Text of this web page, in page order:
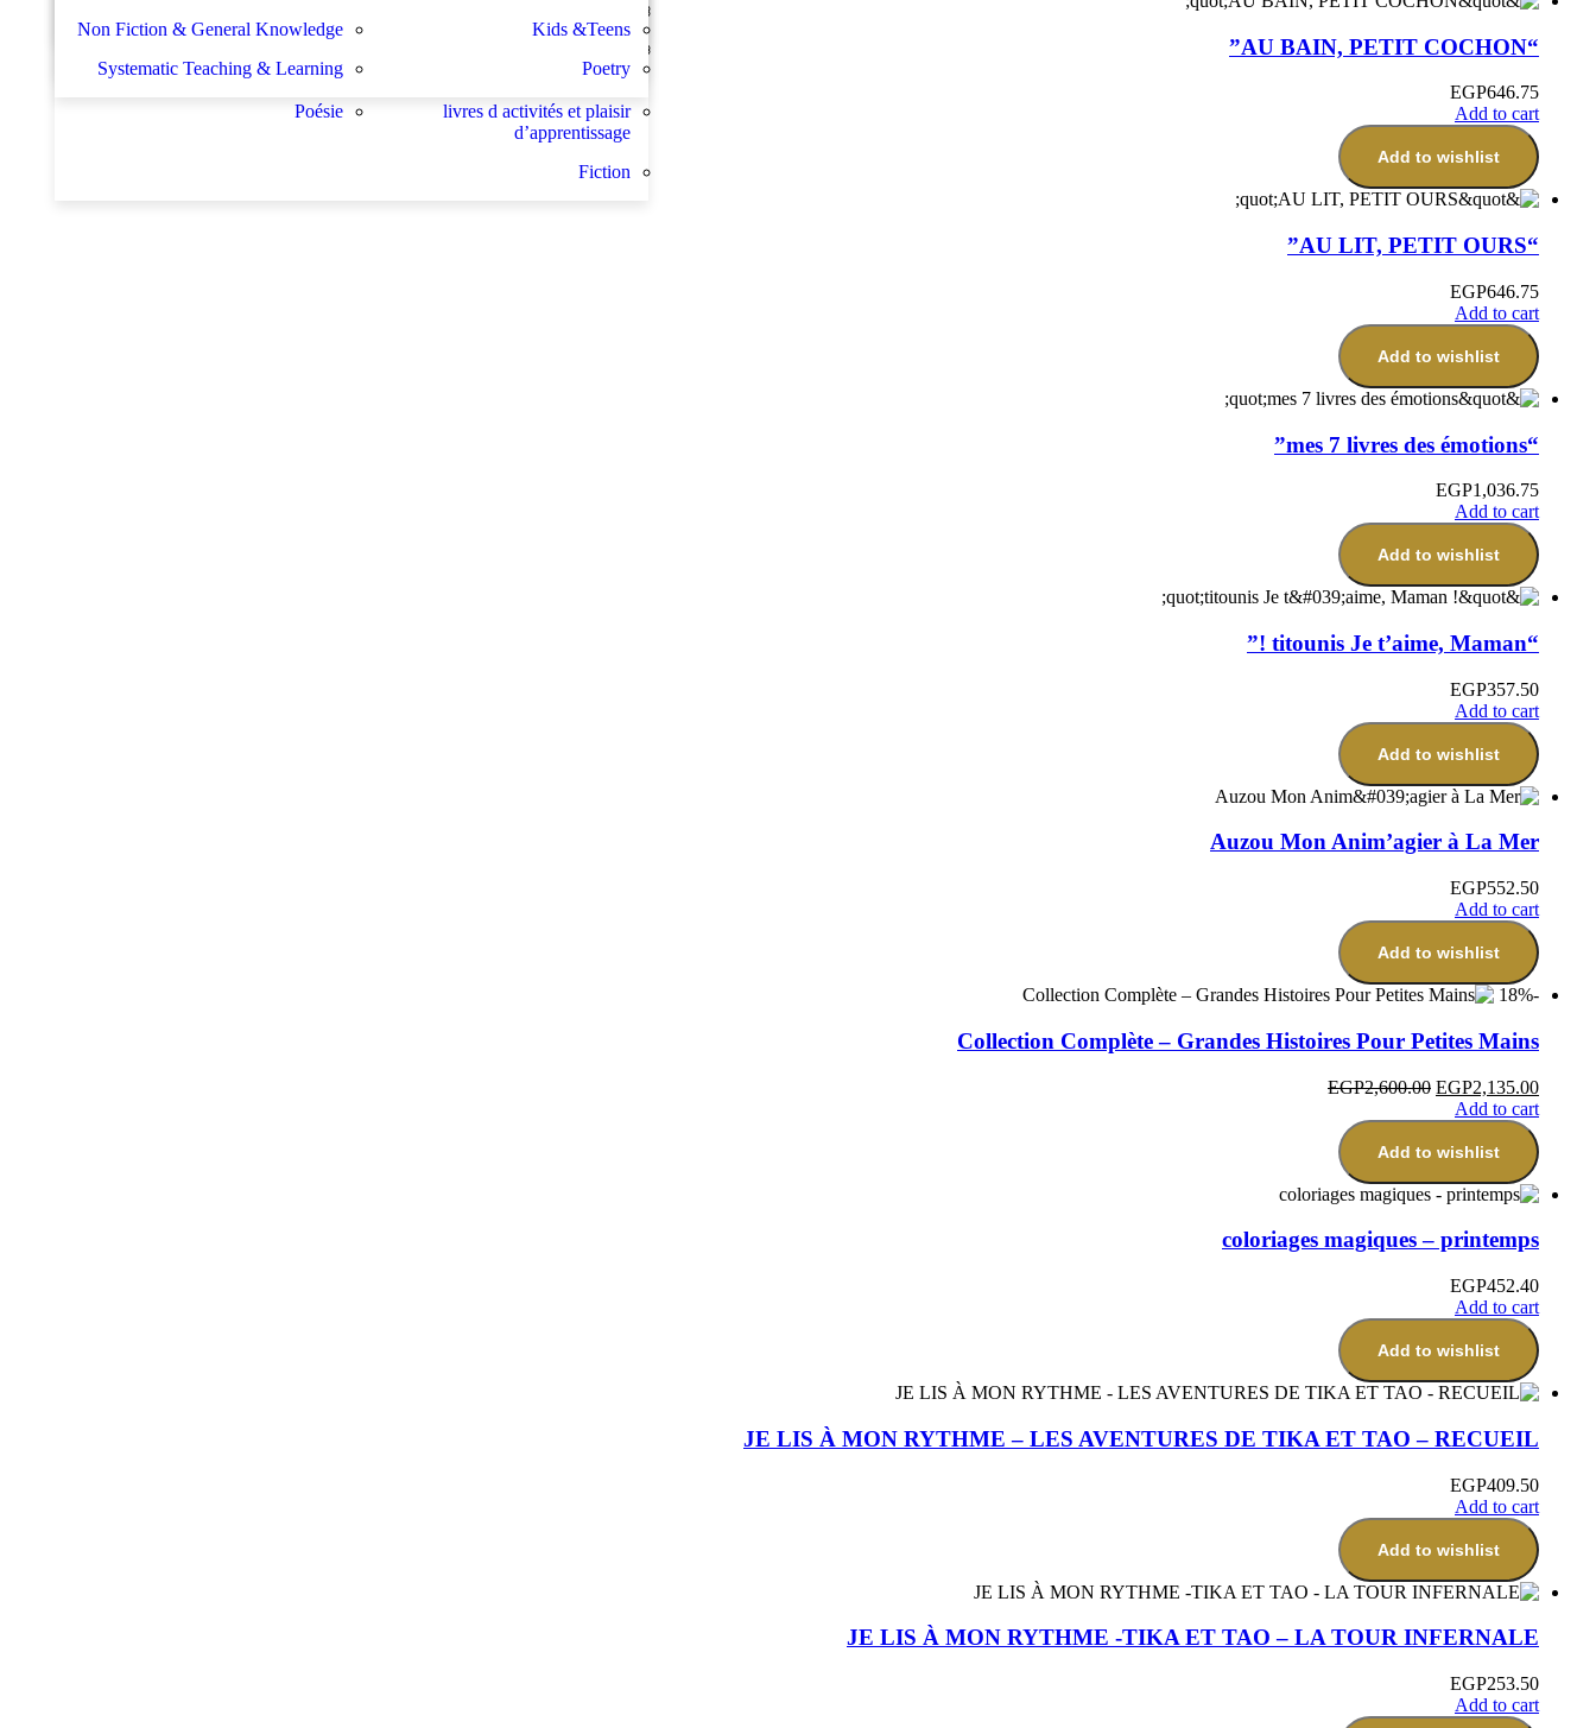
développement de l enseignant
apprentissage
livres d activités et plaisir
d’apprentissage
Poésie
Fiction
Kids &Teens
Non Fiction & General Knowledge
Poetry
Systematic Teaching & Learning
“AU BAIN, PETIT COCHON”
EGP646.75
Add to cart
Add to wishlist
“AU LIT, PETIT OURS”
EGP646.75
Add to cart
Add to wishlist
“mes 7 livres des émotions”
EGP1,036.75
Add to cart
Add to wishlist
“titounis Je t’aime, Maman !”
EGP357.50
Add to cart
Add to wishlist
Auzou Mon Anim’agier à La Mer
EGP552.50
Add to cart
Add to wishlist
-18%
Collection Complète – Grandes Histoires Pour Petites Mains
EGP2,600.00 EGP2,135.00
Add to cart
Add to wishlist
coloriages magiques – printemps
EGP452.40
Add to cart
Add to wishlist
JE LIS À MON RYTHME – LES AVENTURES DE TIKA ET TAO – RECUEIL
EGP409.50
Add to cart
Add to wishlist
JE LIS À MON RYTHME -TIKA ET TAO – LA TOUR INFERNALE
EGP253.50
Add to cart